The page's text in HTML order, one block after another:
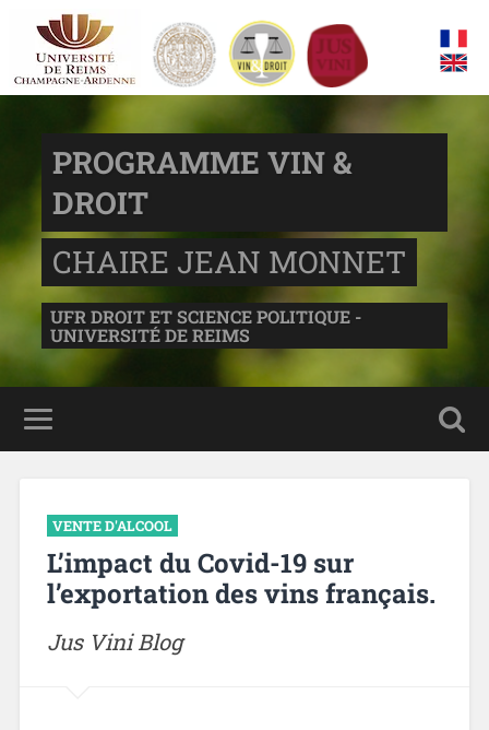
PROGRAMME VIN &
DROIT
CHAIRE JEAN MONNET
UFR DROIT ET SCIENCE POLITIQUE -
UNIVERSITÉ DE REIMS
VENTE D'ALCOOL
L’impact du Covid-19 sur
l’exportation des vins français.
Jus Vini Blog